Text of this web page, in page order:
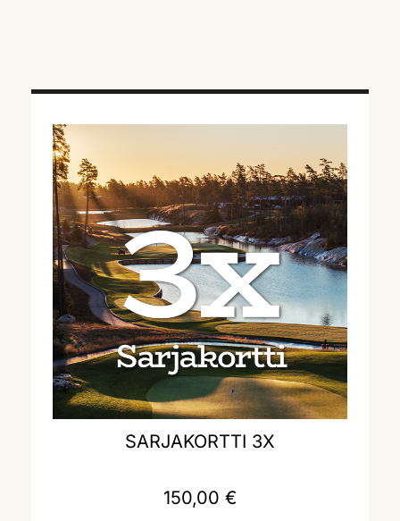
SARJAKORTTI 3X
150,00 €